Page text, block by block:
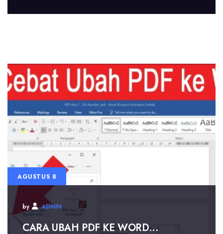
AGUSTUS 8
by ADMIN
CARA UBAH PDF KE WORD...